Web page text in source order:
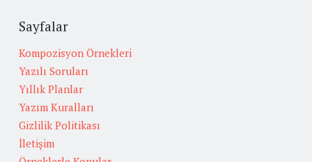
Sayfalar
Kompozisyon Örnekleri
Yazılı Soruları
Yıllık Planlar
Yazım Kuralları
Gizlilik Politikası
İletişim